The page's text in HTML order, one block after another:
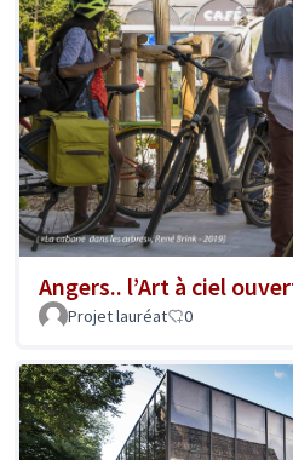
Angers.. l’Art à ciel
Projet lauréat 0